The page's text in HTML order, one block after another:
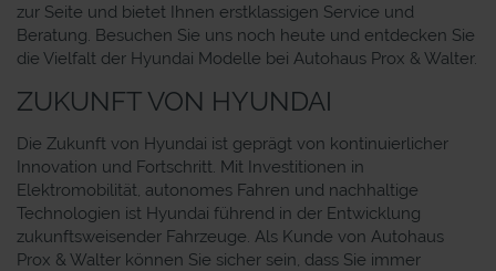
zur Seite und bietet Ihnen erstklassigen Service und
Beratung. Besuchen Sie uns noch heute und entdecken Sie
die Vielfalt der Hyundai Modelle bei Autohaus Prox & Walter.
ZUKUNFT VON HYUNDAI
Die Zukunft von Hyundai ist geprägt von kontinuierlicher
Innovation und Fortschritt. Mit Investitionen in
Elektromobilität, autonomes Fahren und nachhaltige
Technologien ist Hyundai führend in der Entwicklung
zukunftsweisender Fahrzeuge. Als Kunde von Autohaus
Prox & Walter können Sie sicher sein, dass Sie immer